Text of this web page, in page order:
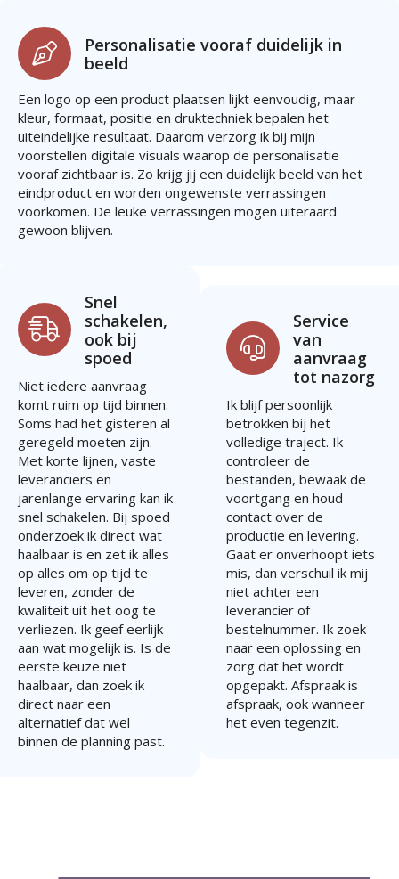
Personalisatie vooraf duidelijk in
beeld
Een logo op een product plaatsen lijkt eenvoudig, maar
kleur, formaat, positie en druktechniek bepalen het
uiteindelijke resultaat. Daarom verzorg ik bij mijn
voorstellen digitale visuals waarop de personalisatie
vooraf zichtbaar is. Zo krijg jij een duidelijk beeld van het
eindproduct en worden ongewenste verrassingen
voorkomen. De leuke verrassingen mogen uiteraard
gewoon blijven.
Snel
schakelen,
ook bij
spoed
Niet iedere aanvraag
komt ruim op tijd binnen.
Soms had het gisteren al
geregeld moeten zijn.
Met korte lijnen, vaste
leveranciers en
jarenlange ervaring kan ik
snel schakelen. Bij spoed
onderzoek ik direct wat
haalbaar is en zet ik alles
op alles om op tijd te
leveren, zonder de
kwaliteit uit het oog te
verliezen. Ik geef eerlijk
aan wat mogelijk is. Is de
eerste keuze niet
haalbaar, dan zoek ik
direct naar een
alternatief dat wel
binnen de planning past.
Service
van
aanvraag
tot nazorg
Ik blijf persoonlijk
betrokken bij het
volledige traject. Ik
controleer de
bestanden, bewaak de
voortgang en houd
contact over de
productie en levering.
Gaat er onverhoopt iets
mis, dan verschuil ik mij
niet achter een
leverancier of
bestelnummer. Ik zoek
naar een oplossing en
zorg dat het wordt
opgepakt. Afspraak is
afspraak, ook wanneer
het even tegenzit.